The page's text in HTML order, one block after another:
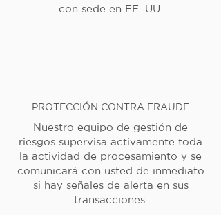
con sede en EE. UU.
PROTECCIÓN CONTRA FRAUDE
Nuestro equipo de gestión de
riesgos supervisa activamente toda
la actividad de procesamiento y se
comunicará con usted de inmediato
si hay señales de alerta en sus
transacciones.